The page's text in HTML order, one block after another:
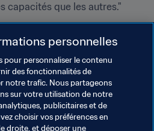
capacités que les autres."
des sourds. Je remercie
cette magnifique langue des
peut-être pas nous exprimer
ont la parole. Bonne Journée
des signes ! Bravo à tous !"
personnelles
pour personnaliser le contenu
des fonctionnalités de
notre trafic. Nous partageons
sur votre utilisation de notre
publicitaires et de
choisir vos préférences en
droite, et déposer une